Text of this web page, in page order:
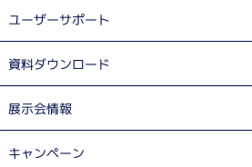
ユーザーサポート
資料ダウンロード
展示会情報
キャンペーン